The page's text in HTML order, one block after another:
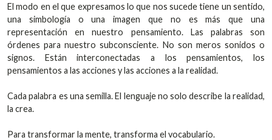
El modo en el que expresamos lo que nos sucede tiene un sentido,
una simbología o una imagen que no es más que una
representación en nuestro pensamiento. Las palabras son
órdenes para nuestro subconsciente. No son meros sonidos o
signos. Están interconectadas a los pensamientos, los
pensamientos a las acciones y las acciones a la realidad.
Cada palabra es una semilla. El lenguaje no solo describe la realidad,
la crea.
Para transformar la mente, transforma el vocabulario.